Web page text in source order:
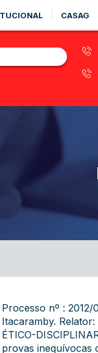
CASAG
Processo nº :
Itacaramby. Relator:
ÉTICO-
provas inequívocas